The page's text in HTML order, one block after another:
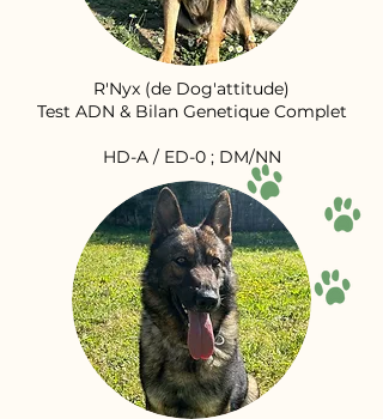
R'Nyx (de Dog'attitude)
Test ADN & Bilan Genetique Complet
HD-A / ED-0 ; DM/NN